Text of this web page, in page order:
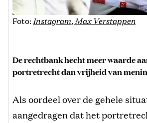
Foto:Instagram, Max Verstappen
De rechtbank hecht meer waarde
portretrecht dan vrijheid van
Als oordeel over de gehele
aangedragen dat het